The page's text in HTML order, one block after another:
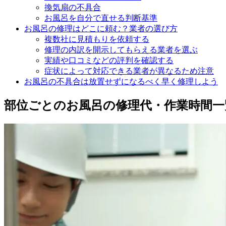
換気扇の不具合
お風呂を自分で直せる判断基準
お風呂の修理はどこに頼む？業者の選び方
複数社に見積もりを依頼する
修理の内訳を開示してもらえる業者を選ぶ
実績や口コミなどの評判を確認する
症状によって対応できる業者が異なるため注意
お風呂の不具合は放置せずになるべく早く修理しよう
部位ごとのお風呂の修理代・作業時間